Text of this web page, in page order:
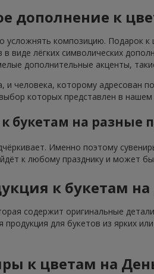
дополнение к
усложнять композицию. Подарок
виде лёгких символических
дополнительные акценты,
человека, которому адресован
которых представлен в нашем
букетам на разные
Именно поэтому
к любому празднику и может
к букетам
содержит оригинальные
для букетов из ярких
к цветам на